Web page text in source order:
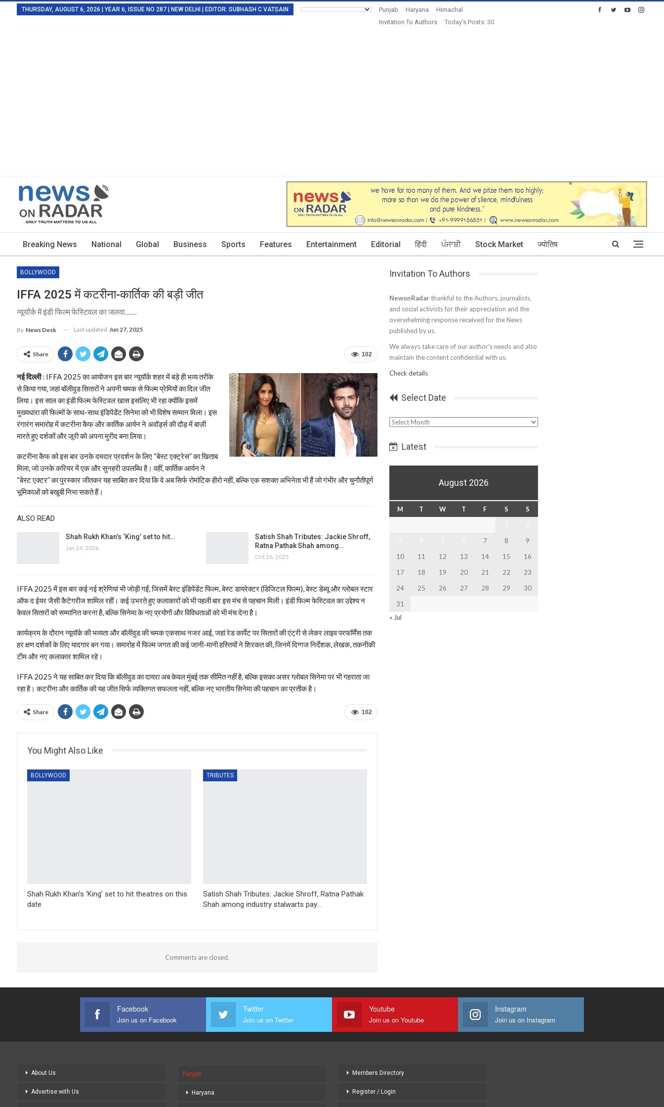
THURSDAY, AUGUST 6, 2026 | YEAR 6, ISSUE NO 287 | NEW DELHI | EDITOR: SUBHASH C VATSAIN Punjab Haryana
Himachal
Invitation To Authors
Today's Posts: 30
Breaking News National Global Business Sports Features Entertainment Editorial हिंदी ਪੰਜਾਬੀ Stock Market ज्योतिष
BOLLYWOOD
IFFA 2025 में कटरीना-कार्तिक की बड़ी जीत
न्यूयॉर्क में इंडी फिल्म फेस्टिवल का जलवा……
By News Desk Last updated Jun 27, 2025
102
Share
नई दिल्ली: IFFA 2025 का आयोजन इस बार न्यूयॉर्क शहर में बड़े ही भव्य तरीके
से किया गया, जहां बॉलीवुड सितारों ने अपनी चमक से फिल्म प्रेमियों का दिल जीत
लिया। इस साल का इंडी फिल्म फेस्टिवल खास इसलिए भी रहा क्योंकि इसमें
मुख्यधारा की फिल्मों के साथ-साथ इंडिपेंडेंट सिनेमा को भी विशेष सम्मान मिला। इस
रंगारंग समारोह में कटरीना कैफ और कार्तिक आर्यन ने अवॉर्ड्स की दौड़ में बाज़ी
मारते हुए दर्शकों और जूरी को अपना मुरीद बना लिया।
कटरीना कैफ को इस बार उनके दमदार प्रदर्शन के लिए “बेस्ट एक्ट्रेस” का खिताब
मिला, जो उनके करियर में एक और सुनहरी उपलब्धि है। वहीं, कार्तिक आर्यन ने
“बेस्ट एक्टर” का पुरस्कार जीतकर यह साबित कर दिया कि वे अब सिर्फ रोमांटिक हीरो नहीं, बल्कि एक सशक्त अभिनेता भी हैं जो गंभीर और चुनौतीपूर्ण
भूमिकाओं को बखूबी निभा सकते हैं।
ALSO READ
Shah Rukh Khan’s ‘King’ set to hit…
Jan 24, 2026
Satish Shah Tributes: Jackie Shroff,
Ratna Pathak Shah among…
Oct 26, 2025
IFFA 2025 में इस बार कई नई श्रेणियां भी जोड़ी गईं, जिसमें बेस्ट इंडिपेंडेंट फिल्म, बेस्ट डायरेक्टर (डिजिटल फिल्म), बेस्ट डेब्यू और ग्लोबल स्टार
ऑफ द ईयर जैसी कैटेगरीज शामिल रहीं। कई उभरते हुए कलाकारों को भी पहली बार इस मंच से पहचान मिली। इंडी फिल्म फेस्टिवल का उद्देश्य न
केवल सितारों को सम्मानित करना है, बल्कि सिनेमा के नए प्रयोगों और विविधताओं को भी मंच देना है।
कार्यक्रम के दौरान न्यूयॉर्क की भव्यता और बॉलीवुड की चमक एकसाथ नजर आई, जहां रेड कार्पेट पर सितारों की एंट्री से लेकर लाइव परफॉर्मेंस तक
हर क्षण दर्शकों के लिए यादगार बन गया। समारोह में फिल्म जगत की कई जानी-मानी हस्तियों ने शिरकत की, जिनमें दिग्गज निर्देशक, लेखक, तकनीकी
टीम और नए कलाकार शामिल रहे।
IFFA 2025 ने यह साबित कर दिया कि बॉलीवुड का दायरा अब केवल मुंबई तक सीमित नहीं है, बल्कि इसका असर ग्लोबल सिनेमा पर भी गहराता जा
रहा है। कटरीना और कार्तिक की यह जीत सिर्फ व्यक्तिगत सफलता नहीं, बल्कि नए भारतीय सिनेमा की पहचान का प्रतीक है।
102
Share
You Might Also Like
BOLLYWOOD
Shah Rukh Khan’s ‘King’ set to hit theatres on this
date
TRIBUTES
Satish Shah Tributes: Jackie Shroff, Ratna Pathak
Shah among industry stalwarts pay…
Comments are closed.
Invitation To Authors
NewonRadar thankful to the Authors, journalists,
and social activists for their appreciation and the
overwhelming response received for the News
published by us.
We always take care of our author’s needs and also
maintain the content confidential with us.
Check details
Select Date
Select
Latest
August 2026
M T W T F S
S
7 8
9
10
11 12 13 14 15
16
17
18 19 20 21 22
23
24
25 26 27 28 29
30
31
« Jul
Facebook
Join us on Facebook
Twitter
Join us on Twitter
Youtube
Join us on Youtube
Instagram
Join us on Instagram
About Us
Advertise with Us
Punjab
Haryana
Members Directory
Register / Login